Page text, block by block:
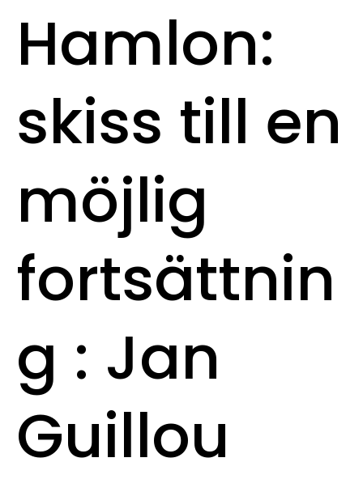
Hamlon:
skiss till en
möjlig
fortsättnin
g : Jan
Guillou